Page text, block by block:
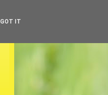
GOT IT